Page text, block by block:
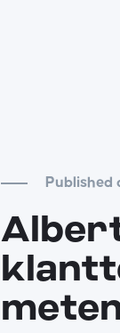
Published